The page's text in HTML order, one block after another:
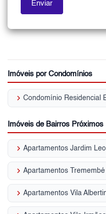
Imóveis por Condomínios
keyboard_arrow_right
Imóveis de Bairros Próximos
keyboard_arrow_right Apartamentos Jardim
keyboard_arrow_right Apartamentos Tremembé
keyboard_arrow_right Apartamentos Vila